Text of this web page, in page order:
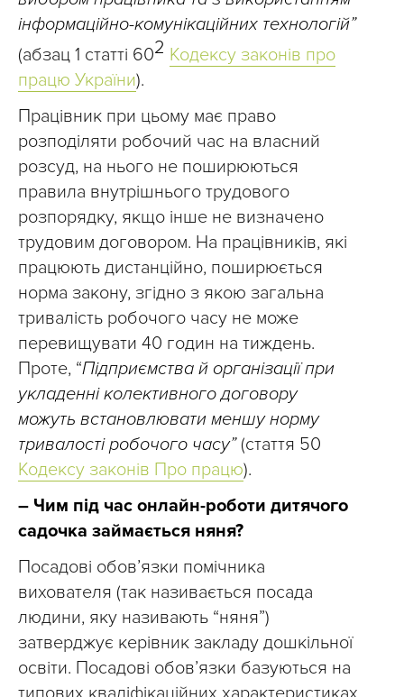
інформаційно-комунікаційних технологій”
(абзац 1 статті 602 Кодексу законів про
працю України).
Працівник при цьому має право
розподіляти робочий час на власний
розсуд, на нього не поширюються
правила внутрішнього трудового
розпорядку, якщо інше не визначено
трудовим договором. На працівників, які
працюють дистанційно, поширюється
норма закону, згідно з якою загальна
тривалість робочого часу не може
перевищувати 40 годин на тиждень.
Проте, “Підприємства й організації при
укладенні колективного договору
можуть встановлювати меншу норму
тривалості робочого часу”(стаття 50
Кодексу законів Про працю).
– Чим під час онлайн-роботи дитячого
садочка займається няня?
Посадові обов’язки помічника
вихователя (так називається посада
людини, яку називають “няня”)
затверджує керівник закладу дошкільної
освіти. Посадові обов’язки базуються на